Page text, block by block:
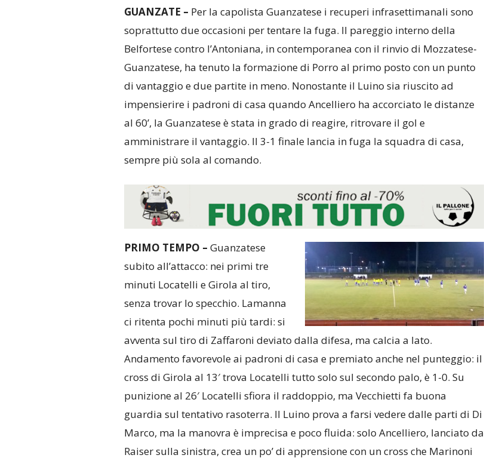
GUANZATE – Per la capolista Guanzatese i recuperi infrasettimanali sono
soprattutto due occasioni per tentare la fuga. Il pareggio interno della
Belfortese contro l’Antoniana, in contemporanea con il rinvio di Mozzatese-
Guanzatese, ha tenuto la formazione di Porro al primo posto con un punto
di vantaggio e due partite in meno. Nonostante il Luino sia riuscito ad
impensierire i padroni di casa quando Ancelliero ha accorciato le distanze
al 60’, la Guanzatese è stata in grado di reagire, ritrovare il gol e
amministrare il vantaggio. Il 3-1 finale lancia in fuga la squadra di casa,
sempre più sola al comando.
PRIMO TEMPO – Guanzatese
subito all’attacco: nei primi tre
minuti Locatelli e Girola al tiro,
senza trovar lo specchio. Lamanna
ci ritenta pochi minuti più tardi: si
avventa sul tiro di Zaffaroni deviato dalla difesa, ma calcia a lato.
Andamento favorevole ai padroni di casa e premiato anche nel punteggio: il
cross di Girola al 13′ trova Locatelli tutto solo sul secondo palo, è 1-0. Su
punizione al 26′ Locatelli sfiora il raddoppio, ma Vecchietti fa buona
guardia sul tentativo rasoterra. Il Luino prova a farsi vedere dalle parti di Di
Marco, ma la manovra è imprecisa e poco fluida: solo Ancelliero, lanciato da
Raiser sulla sinistra, crea un po’ di apprensione con un cross che Marinoni